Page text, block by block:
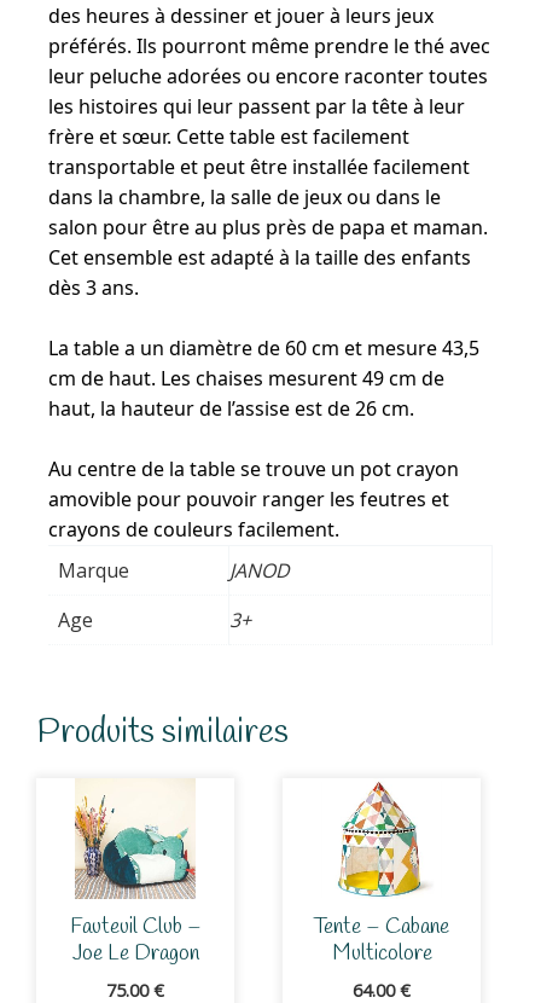
des heures à dessiner et jouer à leurs jeux
préférés. Ils pourront même prendre le thé avec
leur peluche adorées ou encore raconter toutes
les histoires qui leur passent par la tête à leur
frère et sœur. Cette table est facilement
transportable et peut être installée facilement
dans la chambre, la salle de jeux ou dans le
salon pour être au plus près de papa et maman.
Cet ensemble est adapté à la taille des enfants
dès 3 ans.
La table a un diamètre de 60 cm et mesure 43,5
cm de haut. Les chaises mesurent 49 cm de
haut, la hauteur de l’assise est de 26 cm.
Au centre de la table se trouve un pot crayon
amovible pour pouvoir ranger les feutres et
crayons de couleurs facilement.
Marque
JANOD
Age
3+
Produits similaires
Fauteuil Club –
Joe Le Dragon
75.00€
Tente – Cabane
Multicolore
64.00€